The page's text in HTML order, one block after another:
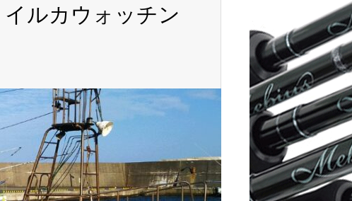
ルカウォッチン